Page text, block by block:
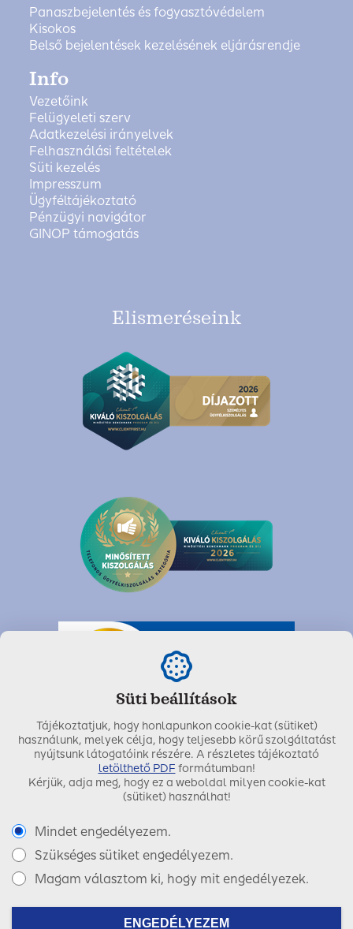
Panaszbejelentés és fogyasztóvédelem
Kisokos
Belső bejelentések kezelésének eljárásrendje
Info
Vezetőink
Felügyeleti szerv
Adatkezelési irányelvek
Felhasználási feltételek
Süti kezelés
Impresszum
Ügyféltájékoztató
Pénzügyi navigátor
GINOP támogatás
Elismeréseink
Utolsó módosítás dátuma:2023. február 06.
Copyright © 2017 SIGNAL IDUNA Biztosító Zrt.
FacebookLinkedInInstagram
Süti beállítások
Tájékoztatjuk, hogy honlapunkon cookie-kat (sütiket)
használunk, melyek célja, hogy teljesebb körű szolgáltatást
nyújtsunk látogatóink részére. A részletes tájékoztató
letölthető PDF formátumban!
Kérjük, adja meg, hogy ez a weboldal milyen cookie-kat
(sütiket) használhat!
Mindet engedélyezem.
Szükséges sütiket engedélyezem.
Magam választom ki, hogy mit engedélyezek.
ENGEDÉLYEZEM